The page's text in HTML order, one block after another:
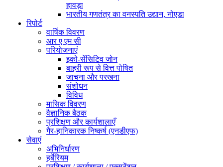
हावड़ा
भारतीय गणतंत्र का वनस्पति उद्यान, नोएडा
रिपोर्ट
वार्षिक विवरण
आर ए एम सी
परियोजनाएं
इको-सेंसिटिव जोन
बाहरी रूप से वित्त पोषित
जाचना और परखना
संशोधन
विविध
मासिक विवरण
वैज्ञानिक बैठक
प्रशिक्षण और कार्यशालाएँ
गैर-हानिकारक निष्कर्ष (एनडीएफ)
सेवाएं
अभिनिर्धारण
हर्बेरियम